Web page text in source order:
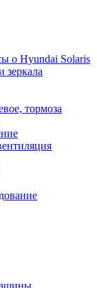
о Hyundai Solaris
зеркала
тормоза